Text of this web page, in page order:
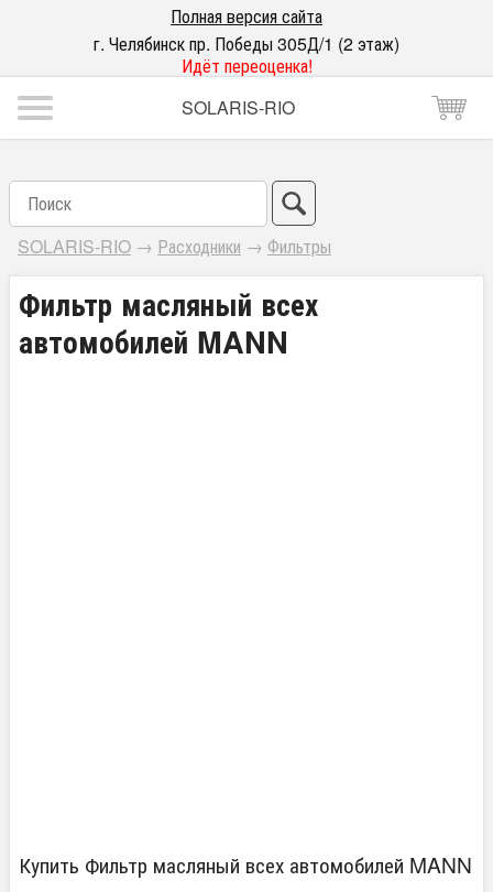
Полная версия сайта
г. Челябинск пр. Победы 305Д/1 (2 этаж)
Идёт переоценка!
SOLARIS-RIO
SOLARIS-RIO → Расходники → Фильтры
Фильтр масляный всех
автомобилей MANN
Купить Фильтр масляный всех автомобилей MANN